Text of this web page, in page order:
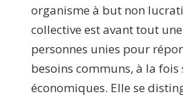
organisme à but non
collective est avant tout
personnes unies pour
besoins communs, à la fois
économiques. Elle se